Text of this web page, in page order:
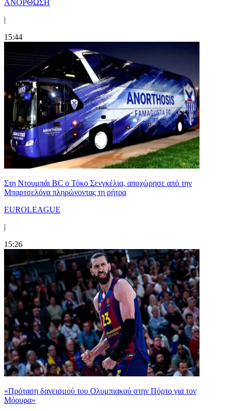
ΑΝΟΡΘΩΣΗ
|
15:44
Στη Nτουμπάι BC ο Τόκο Σενγκέλια, αποχώρησε από την
Μπαρτσελόνα πληρώνοντας τη ρήτρα
EUROLEAGUE
|
15:26
«Πρόταση δανεισμού του Ολυμπιακού στην Πόρτο για τον
Μόουρα»